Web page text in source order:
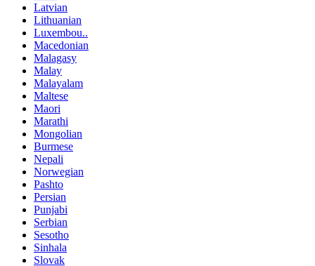
Latvian
Lithuanian
Luxembou..
Macedonian
Malagasy
Malay
Malayalam
Maltese
Maori
Marathi
Mongolian
Burmese
Nepali
Norwegian
Pashto
Persian
Punjabi
Serbian
Sesotho
Sinhala
Slovak